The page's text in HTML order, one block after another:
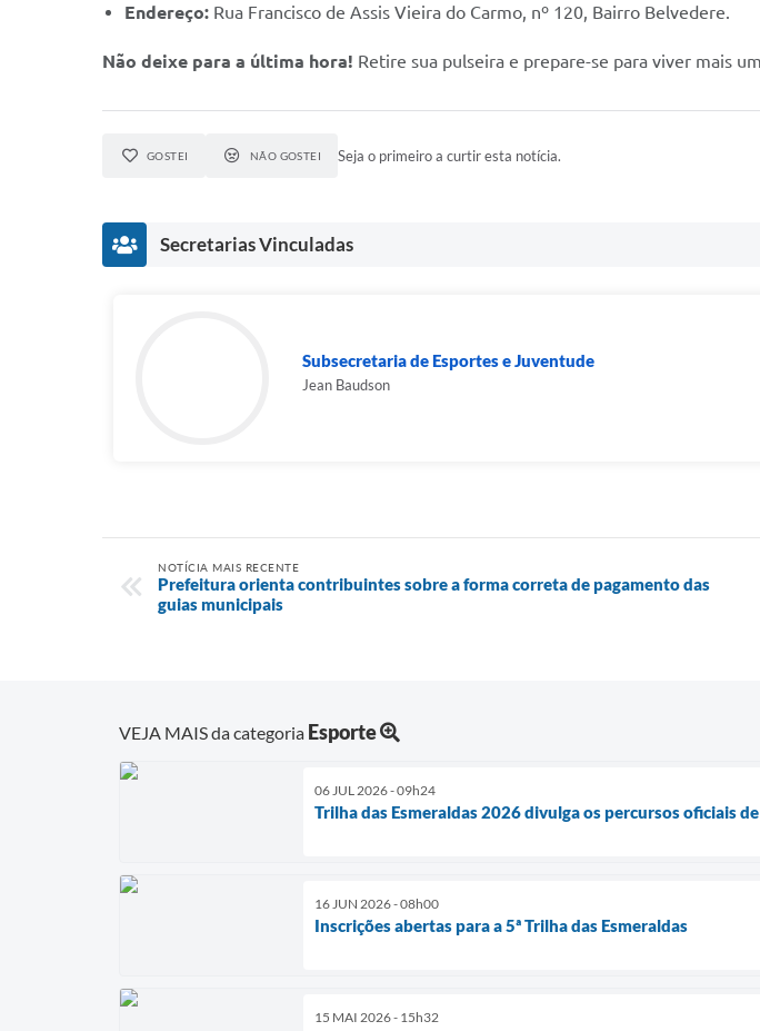
Endereço: Rua Francisco de Assis Vieira do Carmo, nº 120, Bairro Belvedere.
Não deixe para a última hora! Retire sua pulseira e prepare-se para viver mais
GOSTEI NÃO GOSTEI Seja o primeiro a curtir esta notícia.
Secretarias Vinculadas
Subsecretaria de Esportes e Juventude
Jean Baudson
NOTÍCIA MAIS RECENTE
Prefeitura orienta contribuintes sobre a forma correta de pagamento das
guias municipais
VEJA MAIS da categoria Esporte
06 JUL 2026 - 09h24
Trilha das Esmeraldas 2026 divulga os percursos oficiais
16 JUN 2026 - 08h00
Inscrições abertas para a 5ª Trilha das Esmeraldas
15 MAI 2026 - 15h32